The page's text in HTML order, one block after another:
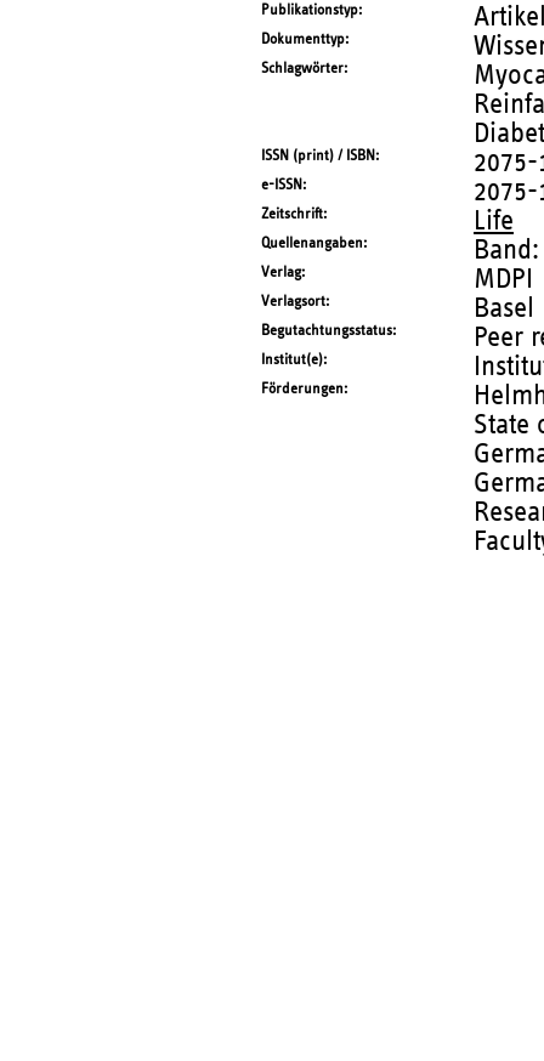
Publikationstyp
Dokumenttyp
Schlagwörter
ISSN (print) / ISBN 2075-
e-ISSN 2075-
Zeitschrift Life
Quellenangaben
Verlag MDPI
Verlagsort Basel
Begutachtungsstatus Peer
Institut(e)
Förderungen
State